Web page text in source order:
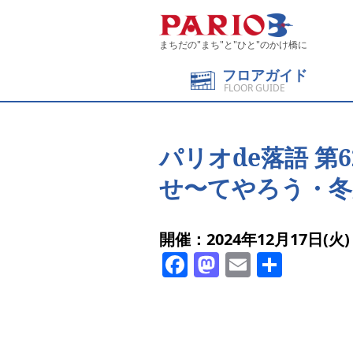
まちだの"まち"と"ひと"のかけ橋に
フロアガイド
FLOOR GUIDE
パリオde落語 第
せ〜てやろう・
開催：2024年12月17日(火)
Facebook
Mastodon
Email